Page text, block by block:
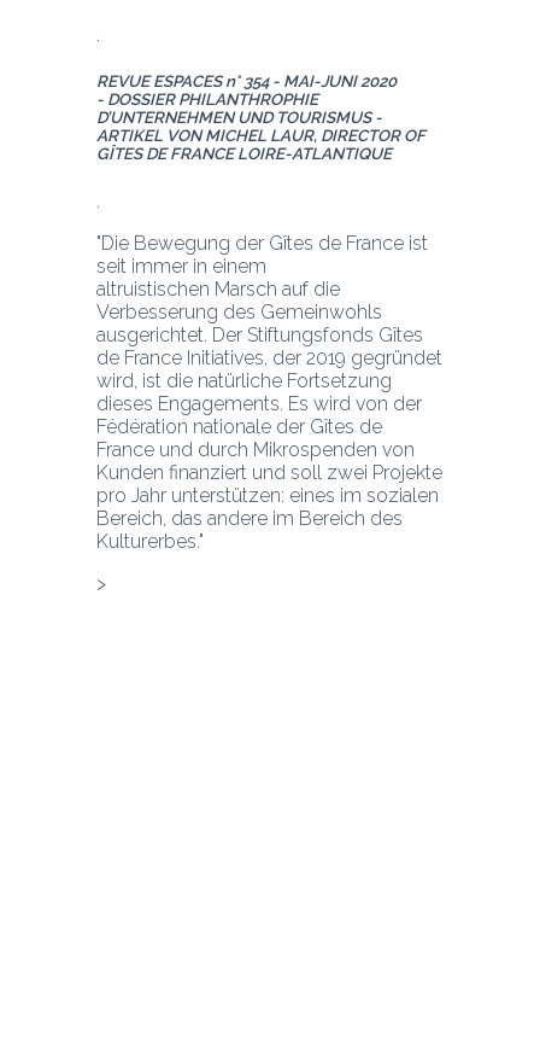
REVUE ESPACES n° 354 - MAI-JUNI 2020
- DOSSIER PHILANTHROPHIE
D’UNTERNEHMEN UND TOURISMUS -
ARTIKEL VON MICHEL LAUR, DIRECTOR OF
GÎTES DE FRANCE LOIRE-ATLANTIQUE
"Die Bewegung der Gîtes de France ist
seit immer in einem
altruistischen Marsch auf die
Verbesserung des Gemeinwohls
ausgerichtet. Der Stiftungsfonds Gîtes
de France Initiatives, der 2019 gegründet
wird, ist die natürliche Fortsetzung
dieses Engagements. Es wird von der
Fédération nationale der Gîtes de
France und durch Mikrospenden von
Kunden finanziert und soll zwei Projekte
pro Jahr unterstützen: eines im sozialen
Bereich, das andere im Bereich des
Kulturerbes."